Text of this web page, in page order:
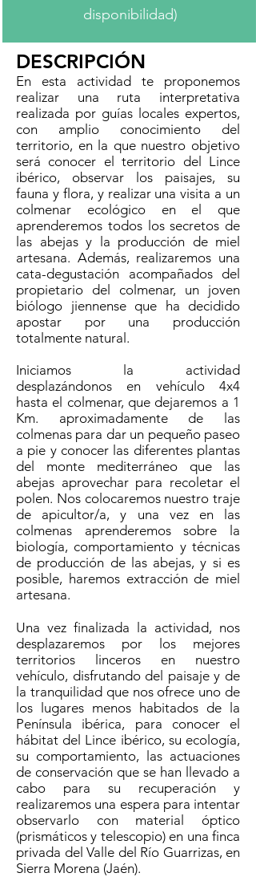
disponibilidad)
DESCRIPCIÓN
En esta actividad te proponemos
realizar una ruta interpretativa
realizada por guías locales expertos,
con amplio conocimiento del
territorio, en la que nuestro objetivo
será conocer el territorio del Lince
ibérico, observar los paisajes, su
fauna y flora, y realizar una visita a un
colmenar ecológico en el que
aprenderemos todos los secretos de
las abejas y la producción de miel
artesana. Además, realizaremos una
cata-degustación acompañados del
propietario del colmenar, un joven
biólogo jiennense que ha decidido
apostar por una producción
totalmente natural.
Iniciamos la actividad
desplazándonos en vehículo 4x4
hasta el colmenar, que dejaremos a 1
Km. aproximadamente de las
colmenas para dar un pequeño paseo
a pie y conocer las diferentes plantas
del monte mediterráneo que las
abejas aprovechar para recoletar el
polen. Nos colocaremos nuestro traje
de apicultor/a, y una vez en las
colmenas aprenderemos sobre la
biología, comportamiento y técnicas
de producción de las abejas, y si es
posible, haremos extracción de miel
artesana.
Una vez finalizada la actividad, nos
desplazaremos por los mejores
territorios linceros en nuestro
vehículo, disfrutando del paisaje y de
la tranquilidad que nos ofrece uno de
los lugares menos habitados de la
Península ibérica, para conocer el
hábitat del Lince ibérico, su ecología,
su comportamiento, las actuaciones
de conservación que se han llevado a
cabo para su recuperación y
realizaremos una espera para intentar
observarlo con material óptico
(prismáticos y telescopio) en una finca
privada del Valle del Río Guarrizas, en
Sierra Morena (Jaén).